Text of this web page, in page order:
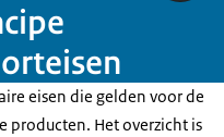
eisen die gelden voor de
producten. Het overzicht is